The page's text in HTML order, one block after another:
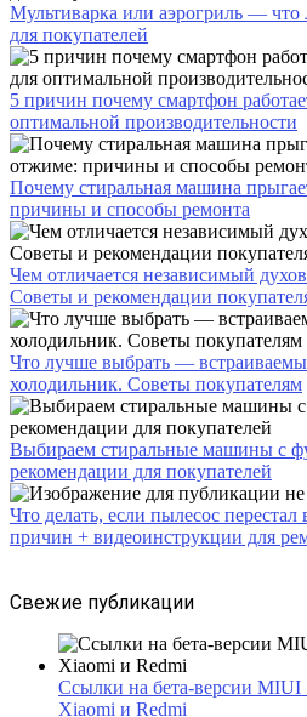
Мультиварка или аэрогриль —
для покупателей
5 причин почему смартфон
оптимальной производительности
Почему стиральная машина
причины и способы ремонта
Чем отличается независимый
Советы и рекомендации
Что лучше выбрать —
холодильник. Советы покупателям
Выбираем стиральные машины с
рекомендации для покупателей
Что делать, если пылесос
причин + видеоинструкции для
Свежие публикации
Ссылки на бета-версии MIUI
Xiaomi и Redmi